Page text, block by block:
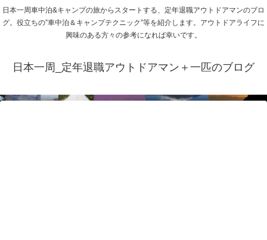
日本一周車中泊&キャンプの旅からスタートする、定年退職アウトドアマンのブロ
グ。役立ちの”車中泊＆キャンプテクニック”等を紹介します。アウトドアライフに
興味のある方々の参考になれば幸いです。
日本一周_定年退職アウトドアマン＋一匹のブログ